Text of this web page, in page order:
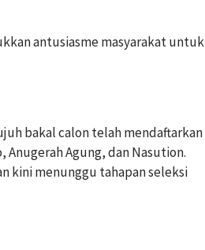
antusiasme masyarakat untuk
bakal calon telah mendaftarkan
Anugerah Agung, dan Nasution.
kini menunggu tahapan seleksi